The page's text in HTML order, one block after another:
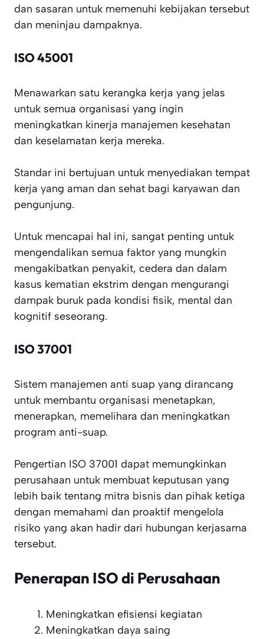
dan sasaran untuk memenuhi kebijakan tersebut
dan meninjau dampaknya.
ISO 45001
Menawarkan satu kerangka kerja yang jelas
untuk semua organisasi yang ingin
meningkatkan kinerja manajemen kesehatan
dan keselamatan kerja mereka.
Standar ini bertujuan untuk menyediakan tempat
kerja yang aman dan sehat bagi karyawan dan
pengunjung.
Untuk mencapai hal ini, sangat penting untuk
mengendalikan semua faktor yang mungkin
mengakibatkan penyakit, cedera dan dalam
kasus kematian ekstrim dengan mengurangi
dampak buruk pada kondisi fisik, mental dan
kognitif seseorang.
ISO 37001
Sistem manajemen anti suap yang dirancang
untuk membantu organisasi menetapkan,
menerapkan, memelihara dan meningkatkan
program anti-suap.
Pengertian ISO 37001 dapat memungkinkan
perusahaan untuk membuat keputusan yang
lebih baik tentang mitra bisnis dan pihak ketiga
dengan memahami dan proaktif mengelola
risiko yang akan hadir dari hubungan kerjasama
tersebut.
Penerapan ISO di Perusahaan
Meningkatkan efisiensi kegiatan
Meningkatkan daya saing